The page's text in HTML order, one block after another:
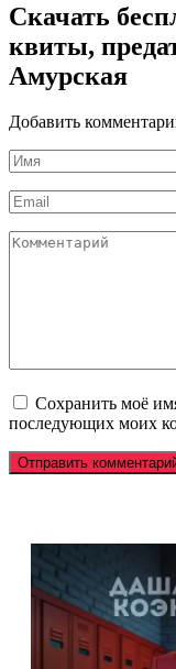
Скачать
квиты,
Амурская
Добавить
Имя
*
Email
*
Комментарий
Сохранить моё
последующих моих